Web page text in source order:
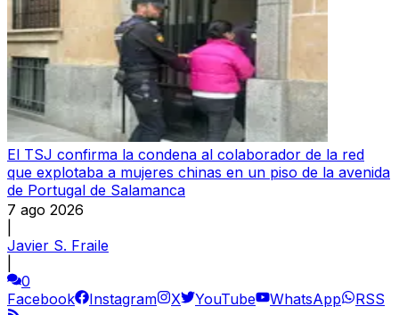
El TSJ confirma la condena al colaborador de la red
que explotaba a mujeres chinas en un piso de la avenida
de Portugal de Salamanca
7 ago 2026
Javier S. Fraile
0
Facebook
Instagram X YouTube WhatsApp RSS